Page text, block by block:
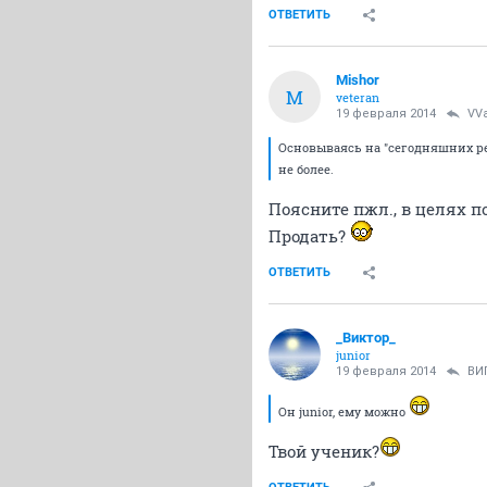
ОТВЕТИТЬ
M
Mishor
veteran
19 февраля 2014
Основываясь на "сегодняшних
не более.
Поясните пжл., в целях
Продать?
ОТВЕТИТЬ
_Виктор_
juniоr
19 февраля 2014
Он junior, ему можно
Твой ученик?